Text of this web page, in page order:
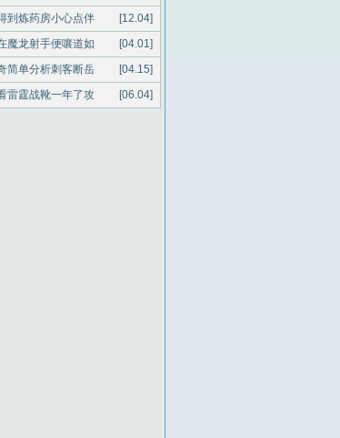
[12.04]
到炼药房小心点伴
[04.01]
魔龙射手便嚷道如
[04.15]
简单分析刺客断岳
[06.04]
雷霆战靴一年了攻